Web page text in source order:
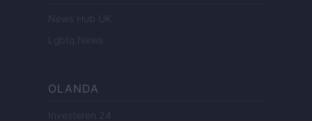
News Hub UK
Lgbtq News
OLANDA
Investeren 24